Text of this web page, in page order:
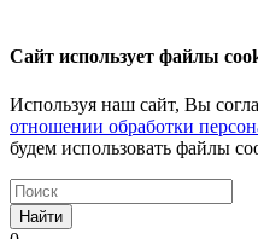
Сайт использует файлы
Используя наш сайт, Вы
отношении обработки
будем использовать файлы
Найти